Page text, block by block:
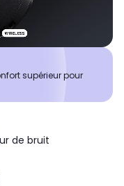
supérieur pour
de bruit